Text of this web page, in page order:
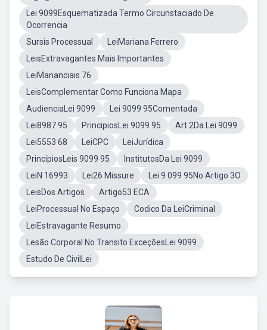
Lei 9099Esquematizada Termo Circunstaciado De
Ocorrencia
Sursis Processual
LeiMariana Ferrero
LeisExtravagantes Mais Importantes
LeiMananciais 76
LeisComplementar Como Funciona Mapa
AudienciaLei 9099
Lei 9099 95Comentada
Lei8987 95
PrincipiosLei 9099 95
Art 2Da Lei 9099
Lei5553 68
LeiCPC
LeiJurídica
PrincípiosLeis 9099 95
InstitutosDa Lei 9099
LeiN 16993
Lei26 Missure
Lei 9 099 95No Artigo 3O
LeisDos Artigos
Artigo53 ECA
LeiProcessual No Espaço
Codico Da LeiCriminal
LeiEstravagante Resumo
Lesão Corporal No Transito ExceçõesLei 9099
Estudo De CivilLei